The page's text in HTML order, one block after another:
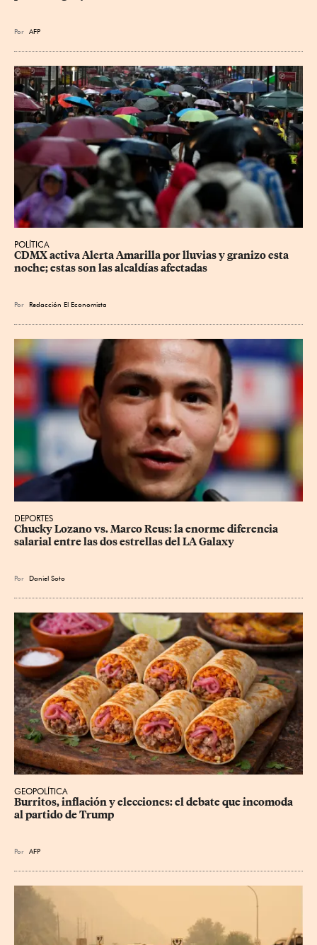
Por AFP
POLÍTICA
CDMX activa Alerta Amarilla por lluvias y granizo esta
noche; estas son las alcaldías afectadas
Por Redacción El Economista
DEPORTES
Chucky Lozano vs. Marco Reus: la enorme diferencia
salarial entre las dos estrellas del LA Galaxy
Por Daniel Soto
GEOPOLÍTICA
Burritos, inflación y elecciones: el debate que incomoda
al partido de Trump
Por AFP